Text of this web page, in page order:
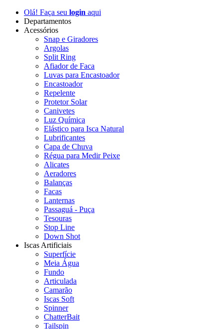
Olá! Faça seu login aqui
Departamentos
Acessórios
Snap e Giradores
Argolas
Split Ring
Afiador de Faca
Luvas para Encastoador
Encastoador
Repelente
Protetor Solar
Canivetes
Luz Química
Elástico para Isca Natural
Lubrificantes
Capa de Chuva
Régua para Medir Peixe
Alicates
Aeradores
Balanças
Facas
Lanternas
Passaguá - Puça
Tesouras
Stop Line
Down Shot
Iscas Artificiais
Superfície
Meia Água
Fundo
Articulada
Camarão
Iscas Soft
Spinner
ChatterBait
Tailspin